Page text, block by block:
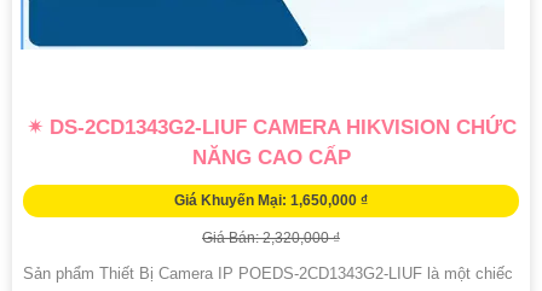
✴ DS-2CD1343G2-LIUF CAMERA HIKVISION CHỨC
NĂNG CAO CẤP
Giá Khuyến Mại: 1,650,000 ₫
Giá Bán: 2,320,000 ₫
Sản phẩm Thiết Bị Camera IP POEDS-2CD1343G2-LIUF là một chiếc